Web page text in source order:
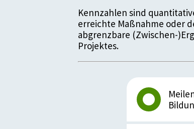
Kennzahlen sind
erreichte Maßnahme oder
abgrenzbare (Zwischen-
Projektes.